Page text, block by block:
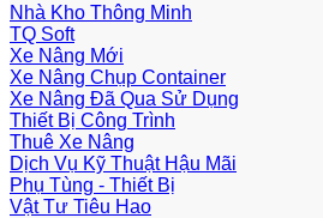
Nhà Kho Thông Minh
TQ Soft
Xe Nâng Mới
Xe Nâng Chụp Container
Xe Nâng Đã Qua Sử Dụng
Thiết Bị Công Trình
Thuê Xe Nâng
Dịch Vụ Kỹ Thuật Hậu Mãi
Phụ Tùng - Thiết Bị
Vật Tư Tiêu Hao